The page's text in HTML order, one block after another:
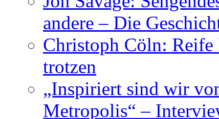
andere – Die
Christoph Cöln:
trotzen
„Inspiriert sind wir
Metropolis“ –